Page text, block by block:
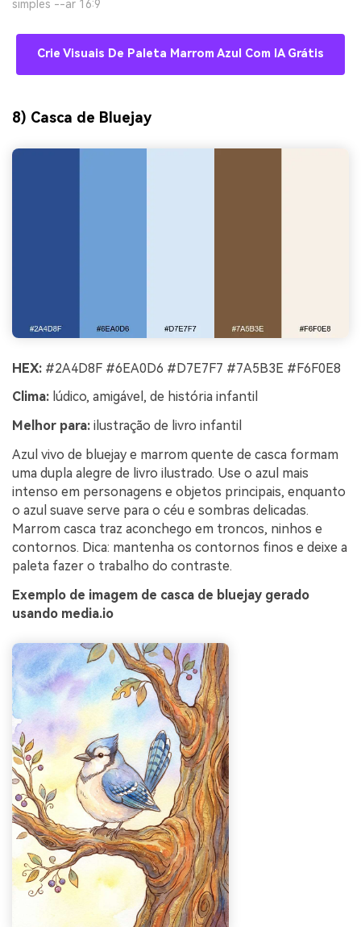
simples --ar 16:9
Crie Visuais De Paleta Marrom Azul Com IA Grátis
8) Casca de Bluejay
HEX: #2A4D8F #6EA0D6 #D7E7F7 #7A5B3E #F6F0E8
Clima: lúdico, amigável, de história infantil
Melhor para: ilustração de livro infantil
Azul vivo de bluejay e marrom quente de casca formam
uma dupla alegre de livro ilustrado. Use o azul mais
intenso em personagens e objetos principais, enquanto
o azul suave serve para o céu e sombras delicadas.
Marrom casca traz aconchego em troncos, ninhos e
contornos. Dica: mantenha os contornos finos e deixe a
paleta fazer o trabalho do contraste.
Exemplo de imagem de casca de bluejay gerado
usando media.io